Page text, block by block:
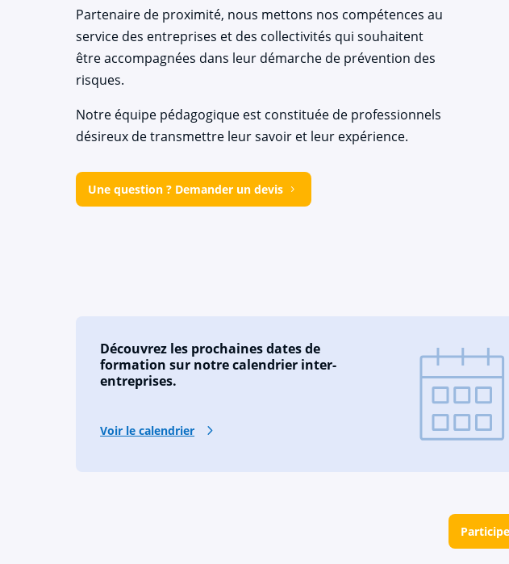
Partenaire de proximité, nous mettons nos compétences au
service des entreprises et des collectivités qui souhaitent
être accompagnées dans leur démarche de prévention des
risques.
Notre équipe pédagogique est constituée de professionnels
désireux de transmettre leur savoir et leur expérience.
Une question ? Demander un devis
Découvrez les prochaines dates de
formation sur notre calendrier inter-
entreprises.
Voir le calendrier